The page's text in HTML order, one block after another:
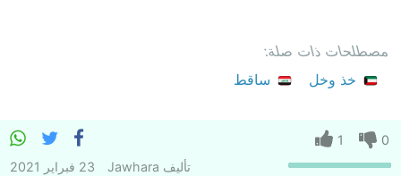
مصطلحات ذات صلة:
خذ وخل
ساقط
0
1
تأليف Jawhara 23 فبراير 2021